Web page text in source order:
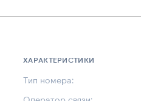
ХАРАКТЕРИСТИКИ
Тип номера: